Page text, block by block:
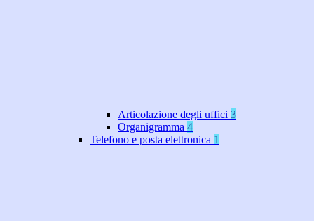
Articolazione degli uffici 3
Organigramma 4
Telefono e posta elettronica 1